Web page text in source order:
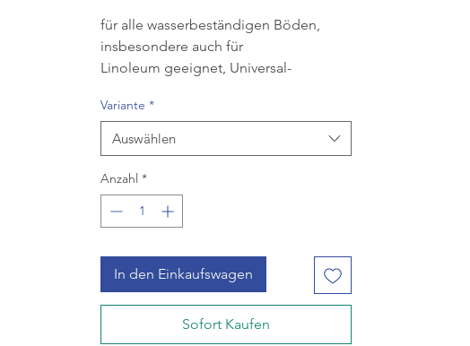
für alle wasserbeständigen Böden,
insbesondere auch für
Linoleum geeignet, Universal-
Grundreiniger mit dem pH-Wert eines
Allzweckreinigers,
schaumgebremst, daher auch in
Reinigungsautomaten
einsetzbar, 1 Kanister à 10 Ltr
Variante *
Auswählen
Anzahl *
In den Einkaufswagen
Sofort Kaufen